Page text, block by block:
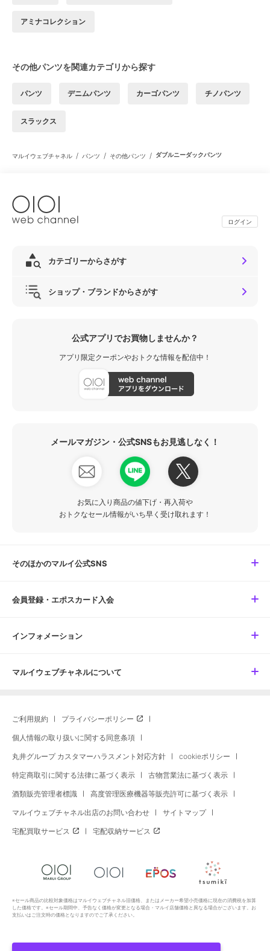
アミナコレクション
その他パンツを関連カテゴリから探す
パンツ デニムパンツ カーゴパンツ チノパンツ
スラックス
マルイウェブチャネル / パンツ / その他パンツ / ダブルニーダックパンツ
ログイン
カテゴリーからさがす
ショップ・ブランドからさがす
公式アプリでお買物しませんか？
アプリ限定クーポンやおトクな情報を配信中！
メールマガジン・公式SNSもお見逃しなく！
お気に入り商品の値下げ・再入荷や
おトクなセール情報がいち早く受け取れます！
そのほかのマルイ公式SNS
会員登録・エポスカード入会
インフォメーション
マルイウェブチャネルについて
ご利用規約 プライバシーポリシー
個人情報の取り扱いに関する同意条項
丸井グループ カスタマーハラスメント対応方針 cookieポリシー
特定商取引に関する法律に基づく表示 古物営業法に基づく表示
酒類販売管理者標識 高度管理医療機器等販売許可に基づく表示
マルイウェブチャネル出店のお問い合わせ サイトマップ
宅配買取サービス 宅配収納サービス
※セール商品の比較対象価格はマルイウェブチャネル旧価格、またはメーカー希望小売価格に現在の消費税を加算
した価格です。※セール期間中、予告なく価格が変更となる場合・マルイ店舗価格と異なる場合がございます。お
支払いはご注文時の価格となりますのでご了承ください。